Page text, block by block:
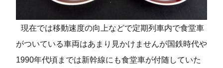
現在では移動速度の向上などで定期列車内で食堂車
がついている車両はあまり見かけませんが国鉄時代や
1990年代頃までは新幹線にも食堂車が付随していた